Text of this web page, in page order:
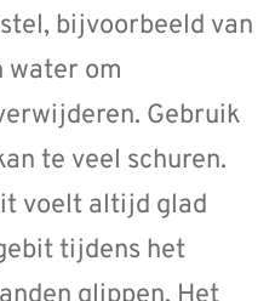
bijvoorbeeld van
water om
Gebruik
te veel schuren.
voelt altijd glad
tijdens het